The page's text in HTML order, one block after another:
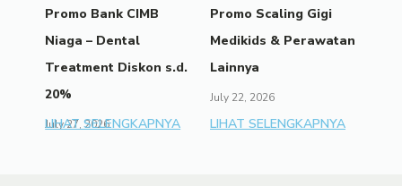
Promo Bank CIMB
Niaga – Dental
Treatment Diskon s.d.
20%
July 27, 2026
LIHAT SELENGKAPNYA
Promo Scaling Gigi
Medikids & Perawatan
Lainnya
July 22, 2026
LIHAT SELENGKAPNYA